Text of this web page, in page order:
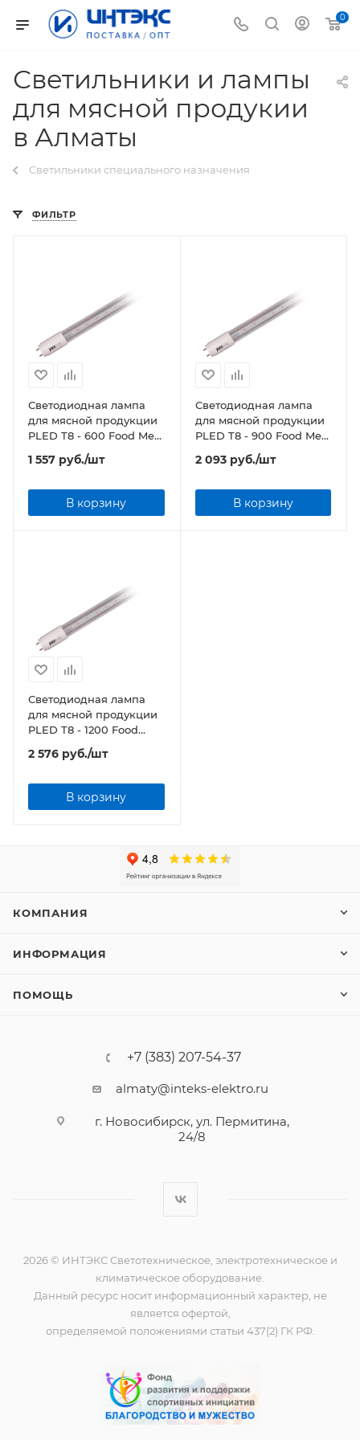
0
Светильники и лампы
для мясной продукии
в Алматы
Светильники специального назначения
ФИЛЬТР
Светодиодная лампа
для мясной продукции
PLED T8 - 600 Food Meat
9w G13 CL/PL 230V/50Hz
Jazzway
1 557 руб./шт
В корзину
Светодиодная лампа
для мясной продукции
PLED T8 - 900 Food Meat
12w G13 CL/PL 230V/50Hz
Jazzway
2 093руб./шт
В корзину
Светодиодная лампа
для мясной продукции
PLED T8 - 1200 Food
230V/50Hz Jazzway
2 576 руб./шт
В корзину
КОМПАНИЯ
ИНФОРМАЦИЯ
ПОМОЩЬ
+7 (383) 207-54-37
almaty@inteks-elektro.ru
г. Новосибирск, ул. Пермитина,
24/8
2026 © ИНТЭКС Светотехническое, электротехническое и
климатическое оборудование.
Данный ресурс носит информационный характер, не
является офертой,
определяемой положениями статьи 437(2) ГК РФ.